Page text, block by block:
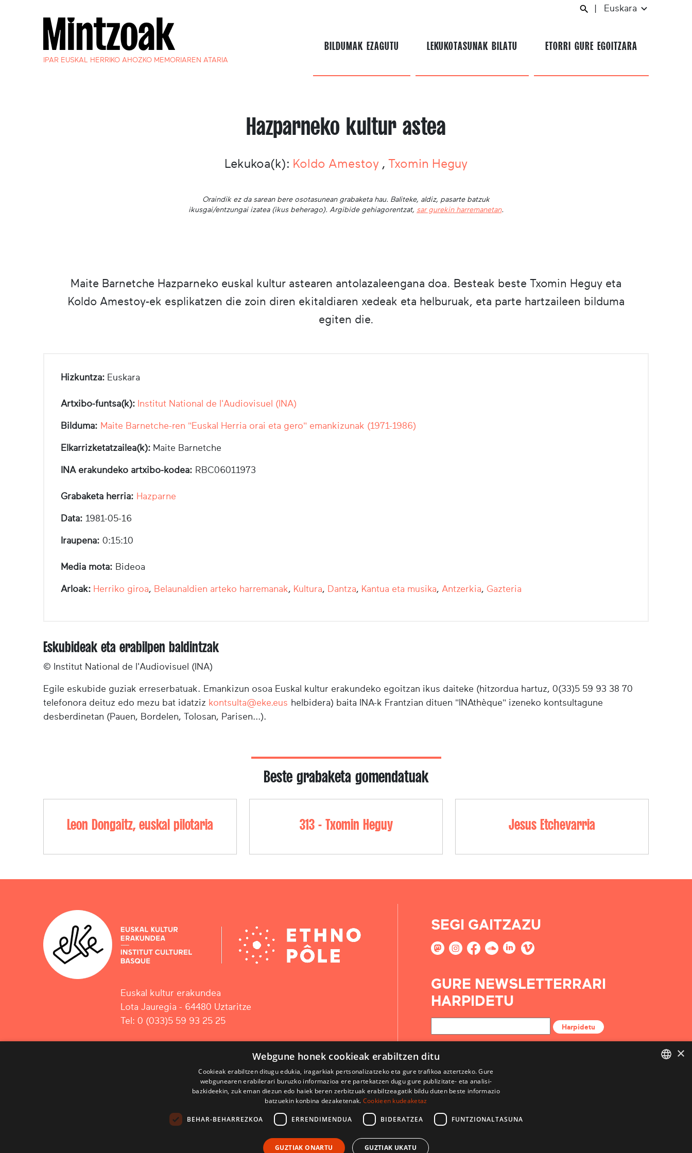
IPAR EUSKAL HERRIKO AHOZKO MEMORIAREN ATARIA
Euskara
BILDUMAK EZAGUTU LEKUKOTASUNAK BILATU ETORRI GURE EGOITZARA
Hazparneko kultur astea
Lekukoa(k): Koldo Amestoy , Txomin Heguy
Oraindik ez da sarean bere osotasunean grabaketa hau. Baliteke, aldiz, pasarte batzuk
ikusgai/entzungai izatea (ikus beherago). Argibide gehiagorentzat, sar gurekin harremanetan.
Maite Barnetche Hazparneko euskal kultur astearen antolazaleengana doa. Besteak beste Txomin Heguy eta
Koldo Amestoy-ek esplikatzen die zoin diren ekitaldiaren xedeak eta helburuak, eta parte hartzaileen bilduma
egiten die.
Hizkuntza: Euskara
Artxibo-funtsa(k): Institut National de l'Audiovisuel (INA)
Bilduma: Maite Barnetche-ren "Euskal Herria orai eta gero" emankizunak (1971-1986)
Elkarrizketatzailea(k): Maite Barnetche
INA erakundeko artxibo-kodea: RBC06011973
Grabaketa herria: Hazparne
Data: 1981-05-16
Iraupena: 0:15:10
Media mota: Bideoa
Arloak: Herriko giroa, Belaunaldien arteko harremanak, Kultura, Dantza, Kantua eta musika, Antzerkia, Gazteria
Eskubideak eta erabilpen baldintzak
© Institut National de l'Audiovisuel (INA)
Egile eskubide guziak erreserbatuak. Emankizun osoa Euskal kultur erakundeko egoitzan ikus daiteke (hitzordua hartuz, 0(33)5 59 93 38 70
telefonora deituz edo mezu bat idatziz kontsulta@eke.eus helbidera) baita INA-k Frantzian dituen "INAthèque" izeneko kontsultagune
desberdinetan (Pauen, Bordelen, Tolosan, Parisen...).
Beste grabaketa gomendatuak
Leon Dongaitz, euskal pilotaria 313 - Txomin Heguy Jesus Etchevarria
Euskal kultur erakundea
Lota Jauregia - 64480 Uztaritze
Tel: 0 (033)5 59 93 25 25
SEGI GAITZAZU
GURE NEWSLETTERRARI
HARPIDETU
Harpidetu
KONTAKTUA
×
Webgune honek cookieak erabiltzen ditu
Cookieak erabiltzen ditugu edukia, iragarkiak pertsonalizatzeko eta gure trafikoa aztertzeko. Gure
webgunearen erabilerari buruzko informazioa ere partekatzen dugu gure publizitate- eta analisi-
bazkideekin, zuk eman diezun edo haiek beren zerbitzuak erabiltzeagatik bildu duten beste informazio
batzuekin konbina dezaketenak. Cookieen kudeaketaz
BEHAR-BEHARREZKOA ERRENDIMENDUA BIDERATZEA FUNTZIONALTASUNA
GUZTIAK ONARTU GUZTIAK UKATU